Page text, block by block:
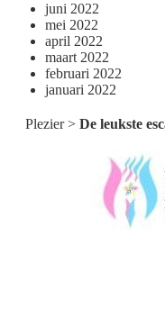
juni 2022
mei 2022
april 2022
maart 2022
februari 2022
januari 2022
Plezier> De leukste